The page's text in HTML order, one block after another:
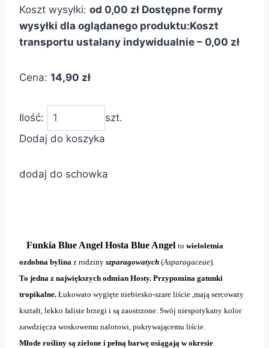
Koszt wysyłki: od 0,00 zł Dostępne formy
wysyłki dla oglądanego produktu:Koszt
transportu ustalany indywidualnie – 0,00 zł
Cena: 14,90 zł
Ilość:
szt.
Dodaj do koszyka
dodaj do schowka
Funkia Blue Angel Hosta Blue Angel to wieloletnia
ozdobna bylina z rodziny szparagowatych (Asparagaceae).
To jedna z największych odmian Hosty. Przypomina gatunki
tropikalne. Łukowato wygięte niebiesko-szare liście ,mają sercowaty
kształt, lekko faliste brzegi i są zaostrzone. Swój niespotykany kolor
zawdzięcza woskowemu nalotowi, pokrywającemu liście.
Młode rośliny są zielone i pełną barwę osiągają w okresie